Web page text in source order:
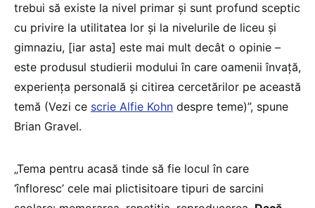
trebui să existe la nivel primar și sunt profund sceptic
cu privire la utilitatea lor și la nivelurile de liceu și
gimnaziu, [iar asta] este mai mult decât o opinie –
este produsul studierii modului în care oamenii învață,
experiența personală și citirea cercetărilor pe această
temă (Vezi ce scrie Alfie Kohn despre teme)”, spune
Brian Gravel.
„Tema pentru acasă tinde să fie locul în care
‘înfloresc’ cele mai plictisitoare tipuri de sarcini